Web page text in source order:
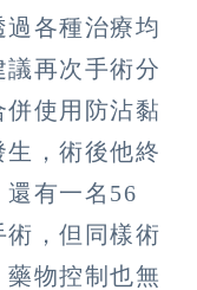
各種治療均
再次手術分
使用防沾黏
，術後他終
有一名56
術，但同樣術
物控制也無